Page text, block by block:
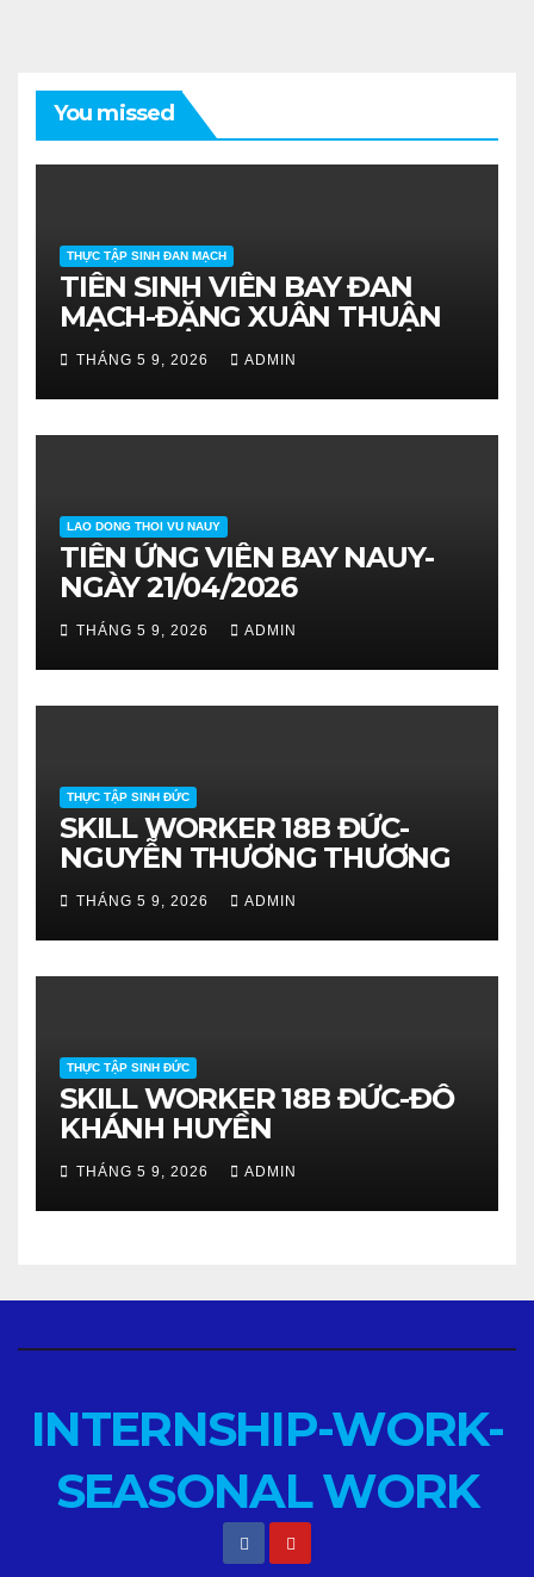
You missed
THỰC TẬP SINH ĐAN MẠCH
TIỄN SINH VIÊN BAY ĐAN
MẠCH-ĐẶNG XUÂN THUẬN
THÁNG 5 9, 2026 ADMIN
LAO DONG THOI VU NAUY
TIỄN ỨNG VIÊN BAY NAUY-
NGÀY 21/04/2026
THÁNG 5 9, 2026 ADMIN
THỰC TẬP SINH ĐỨC
SKILL WORKER 18B ĐỨC-
NGUYỄN THƯƠNG THƯƠNG
THÁNG 5 9, 2026 ADMIN
THỰC TẬP SINH ĐỨC
SKILL WORKER 18B ĐỨC-ĐỖ
KHÁNH HUYỀN
THÁNG 5 9, 2026 ADMIN
INTERNSHIP-WORK-
SEASONAL WORK